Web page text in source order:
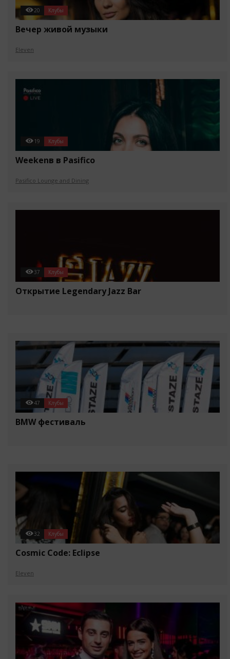
20 Клубы
Вечер живой музыки
Eleven
19 Клубы
Weekenв в Pasifico
Pasifico Lounge and Dining
37 Клубы
Открытие Legendary Jazz Bar
47 Клубы
BMW фестиваль
32 Клубы
Cosmic Code: Eclipse
Eleven